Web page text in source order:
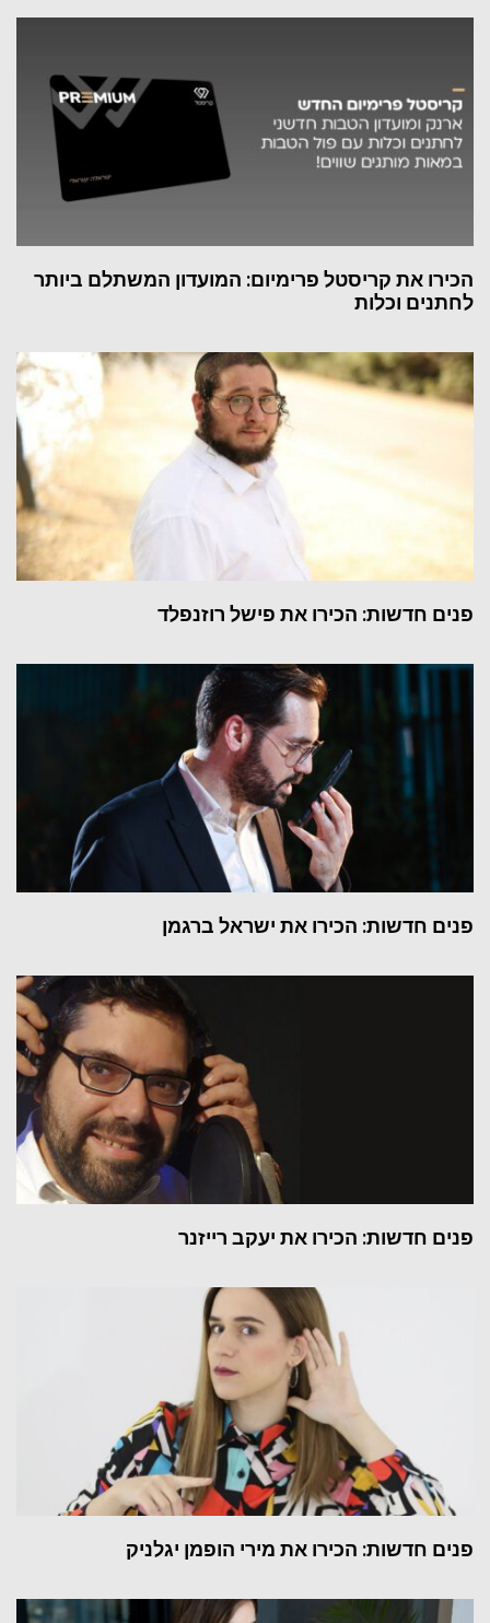
הכירו את קריסטל פרימיום: המועדון המשתלם ביותר
לחתנים וכלות
פנים חדשות: הכירו את פישל רוזנפלד
פנים חדשות: הכירו את ישראל ברגמן
פנים חדשות: הכירו את יעקב רייזנר
פנים חדשות: הכירו את מירי הופמן יגלניק